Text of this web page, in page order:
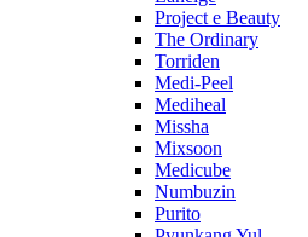
Project e Beauty
The Ordinary
Torriden
Medi-Peel
Mediheal
Missha
Mixsoon
Medicube
Numbuzin
Purito